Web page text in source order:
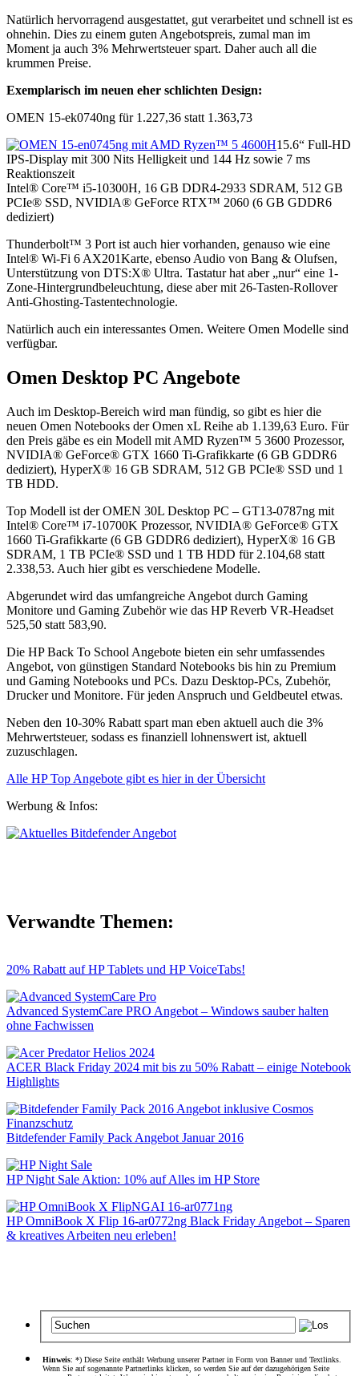
Natürlich hervorragend ausgestattet, gut verarbeitet und schnell ist es
ohnehin. Dies zu einem guten Angebotspreis, zumal man im
Moment ja auch 3% Mehrwertsteuer spart. Daher auch all die
krummen Preise.
Exemplarisch im neuen eher schlichten Design:
OMEN 15-ek0740ng für 1.227,36 statt 1.363,73
15.6“ Full-HD
IPS-Display mit 300 Nits Helligkeit und 144 Hz sowie 7 ms
Reaktionszeit
Intel® Core™ i5-10300H, 16 GB DDR4-2933 SDRAM, 512 GB
PCIe® SSD, NVIDIA® GeForce RTX™ 2060 (6 GB GDDR6
dediziert)
Thunderbolt™ 3 Port ist auch hier vorhanden, genauso wie eine
Intel® Wi-Fi 6 AX201Karte, ebenso Audio von Bang & Olufsen,
Unterstützung von DTS:X® Ultra. Tastatur hat aber „nur“ eine 1-
Zone-Hintergrundbeleuchtung, diese aber mit 26-Tasten-Rollover
Anti-Ghosting-Tastentechnologie.
Natürlich auch ein interessantes Omen. Weitere Omen Modelle sind
verfügbar.
Omen Desktop PC Angebote
Auch im Desktop-Bereich wird man fündig, so gibt es hier die
neuen Omen Notebooks der Omen xL Reihe ab 1.139,63 Euro. Für
den Preis gäbe es ein Modell mit AMD Ryzen™ 5 3600 Prozessor,
NVIDIA® GeForce® GTX 1660 Ti-Grafikkarte (6 GB GDDR6
dediziert), HyperX® 16 GB SDRAM, 512 GB PCIe® SSD und 1
TB HDD.
Top Modell ist der OMEN 30L Desktop PC – GT13-0787ng mit
Intel® Core™ i7-10700K Prozessor, NVIDIA® GeForce® GTX
1660 Ti-Grafikkarte (6 GB GDDR6 dediziert), HyperX® 16 GB
SDRAM, 1 TB PCIe® SSD und 1 TB HDD für 2.104,68 statt
2.338,53. Auch hier gibt es verschiedene Modelle.
Abgerundet wird das umfangreiche Angebot durch Gaming
Monitore und Gaming Zubehör wie das HP Reverb VR-Headset
525,50 statt 583,90.
Die HP Back To School Angebote bieten ein sehr umfassendes
Angebot, von günstigen Standard Notebooks bis hin zu Premium
und Gaming Notebooks und PCs. Dazu Desktop-PCs, Zubehör,
Drucker und Monitore. Für jeden Anspruch und Geldbeutel etwas.
Neben den 10-30% Rabatt spart man eben aktuell auch die 3%
Mehrwertsteuer, sodass es finanziell lohnenswert ist, aktuell
zuzuschlagen.
Alle HP Top Angebote gibt es hier in der Übersicht
Werbung & Infos:
Verwandte Themen:
20% Rabatt auf HP Tablets und HP VoiceTabs!
Advanced SystemCare PRO Angebot – Windows sauber halten
ohne Fachwissen
ACER Black Friday 2024 mit bis zu 50% Rabatt – einige Notebook
Highlights
Bitdefender Family Pack Angebot Januar 2016
HP Night Sale Aktion: 10% auf Alles im HP Store
HP OmniBook X Flip 16-ar0772ng Black Friday Angebot – Sparen
& kreatives Arbeiten neu erleben!
Hinweis: *) Diese Seite enthält Werbung unserer Partner in Form von Banner und Textlinks.
Wenn Sie auf sogenannte Partnerlinks klicken, so werden Sie auf der dazugehörigen Seite